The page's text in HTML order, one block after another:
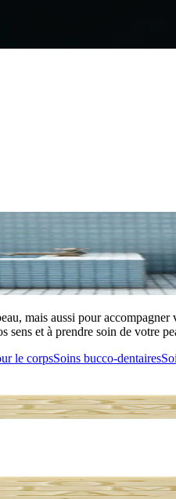
mais aussi pour
et à prendre soin de votre
le corpsSoins bucco-dentaires